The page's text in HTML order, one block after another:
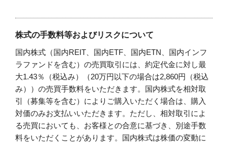
株式の手数料等およびリスクについて
国内株式（国内REIT、国内ETF、国内ETN、国内インフ
ラファンドを含む）の売買取引には、約定代金に対し最
大1.43％（税込み）（20万円以下の場合は2,860円（税込
み））の売買手数料をいただきます。国内株式を相対取
引（募集等を含む）によりご購入いただく場合は、購入
対価のみお支払いいただきます。ただし、相対取引によ
る売買においても、お客様との合意に基づき、別途手数
料をいただくことがあります。国内株式は株価の変動に